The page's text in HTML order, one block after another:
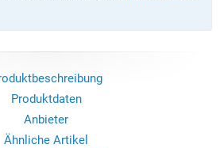
Produktdaten
Anbieter
Ähnliche Artikel